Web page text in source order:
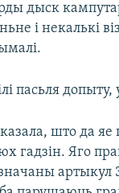
дыск
і некалькі
пасьля
што да
гадзін. Яго
артыкул